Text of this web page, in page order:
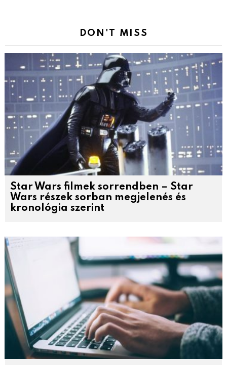
DON'T MISS
Star Wars filmek sorrendben – Star
Wars részek sorban megjelenés és
kronológia szerint